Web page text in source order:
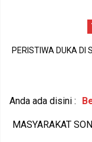
AIR MATA HARU
Anda ada disini :
MASYARAKAT